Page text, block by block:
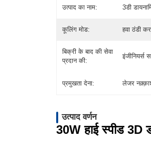
उत्पाद का नाम: 3डी
कूलिंग मोड: हवा ठंडी
बिक्री के बाद की सेवा
प्रदान की:
इंजीनियर्स
प्रमुखता देना: लेजर
उत्पाद वर्णन
30W हाई स्पीड 3D